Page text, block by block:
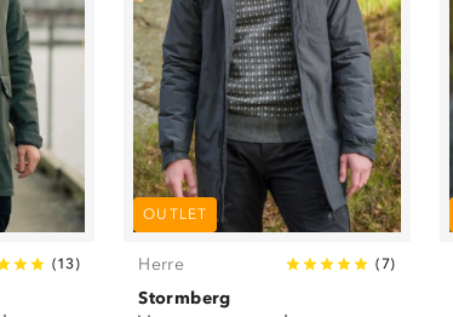
(13)
OUTLET
Herre (7)
Stormberg